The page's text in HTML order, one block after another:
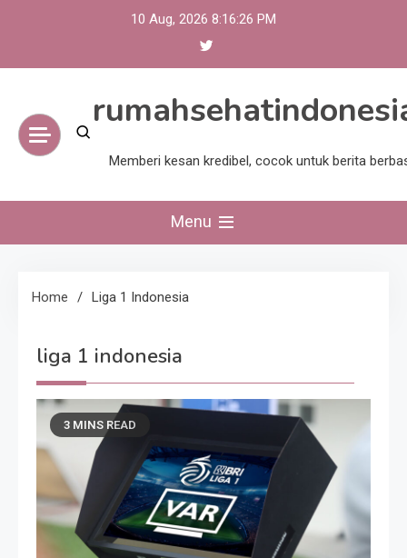
10 Aug, 2026 8:16:26 PM
Memberi kesan kredibel, cocok untuk berita
Menu
Home Liga 1 Indonesia
liga 1 indonesia
3 MINS READ